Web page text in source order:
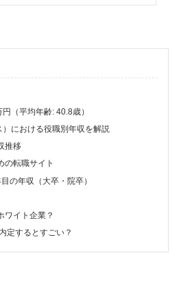
（平均年齢: 40.8歳）
における役職別年収を解説
推移
の転職サイト
の年収（大卒・院卒）
ワイト企業？
定するとすごい？